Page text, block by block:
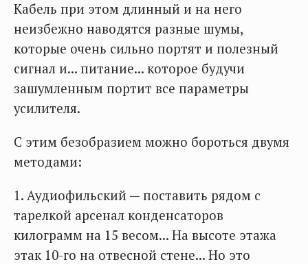
Кабель при этом длинный и на него
неизбежно наводятся разные шумы,
которые очень сильно портят и полезный
сигнал и... питание... которое будучи
зашумленным портит все параметры
усилителя.
С этим безобразием можно бороться двумя
методами:
1. Аудиофильский — поставить рядом с
тарелкой арсенал конденсаторов
килограмм на 15 весом... На высоте этажа
этак 10-го на отвесной стене... Но это